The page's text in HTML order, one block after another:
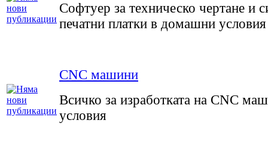
Софтуер за техническо чертане и
печатни платки в домашни условия
CNC машини
Всичко за изработката на CNC
условия